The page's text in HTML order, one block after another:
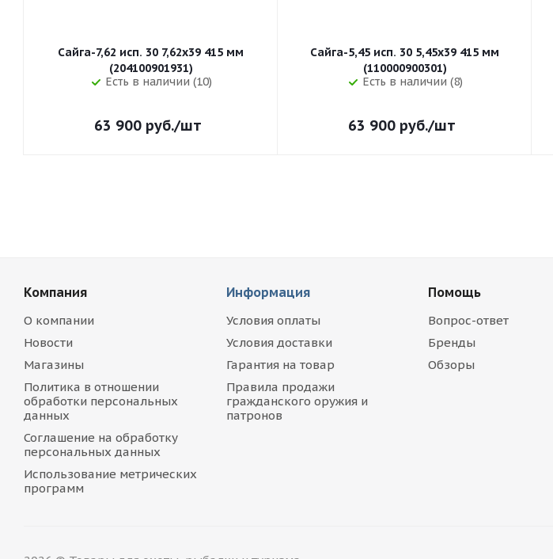
Сайга-7,62 исп. 30 7,62x39 415 мм
(204100901931)
Есть в наличии (10)
63 900 руб./шт
Сайга-5,45 исп. 30 5,45x39 415 мм
(110000900301)
Есть в наличии (8)
63 900 руб./шт
Компания
О компании
Новости
Магазины
Политика в отношении
обработки персональных
данных
Соглашение на обработку
персональных данных
Использование метрических
программ
Информация
Условия оплаты
Условия доставки
Гарантия на товар
Правила продажи
гражданского оружия и
патронов
Помощь
Вопрос-ответ
Бренды
Обзоры